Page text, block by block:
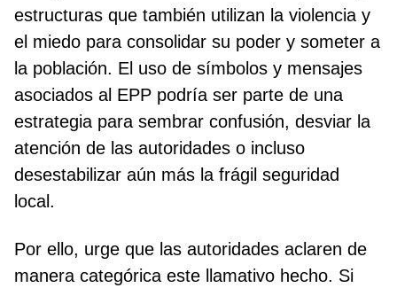
estructuras que también utilizan la violencia y
el miedo para consolidar su poder y someter a
la población. El uso de símbolos y mensajes
asociados al EPP podría ser parte de una
estrategia para sembrar confusión, desviar la
atención de las autoridades o incluso
desestabilizar aún más la frágil seguridad
local.
Por ello, urge que las autoridades aclaren de
manera categórica este llamativo hecho. Si